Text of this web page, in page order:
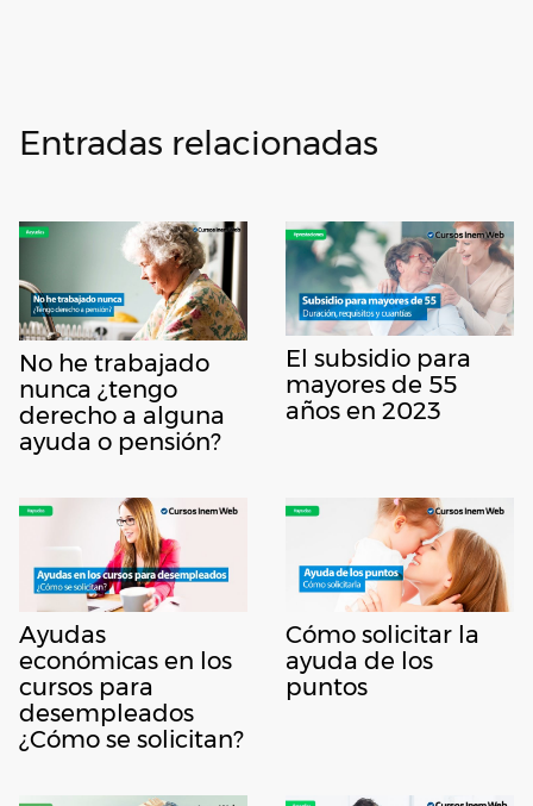
Entradas relacionadas
No he trabajado
nunca ¿tengo
derecho a alguna
ayuda o pensión?
El subsidio para
mayores de 55
años en 2023
Ayudas
económicas en los
cursos para
desempleados
¿Cómo se solicitan?
Cómo solicitar la
ayuda de los
puntos